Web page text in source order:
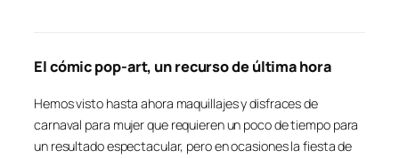
El cómic pop-art, un recurso de última hora
Hemos visto hasta ahora maquillajes y disfraces de
carnaval para mujer que requieren un poco de tiempo para
un resultado espectacular, pero en ocasiones la fiesta de